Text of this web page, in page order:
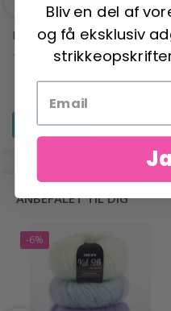
DROPS ALASKA
14,95 DKK
Se produktet
ANBEFALET TIL DIG
-6%
Bliv en del af
og få eksklusiv